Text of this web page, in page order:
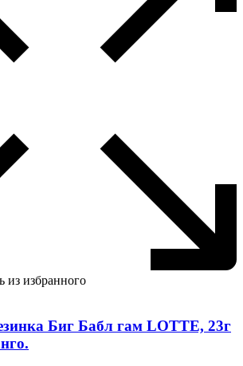
из избранного
Биг Бабл гам LOTTE, 23г